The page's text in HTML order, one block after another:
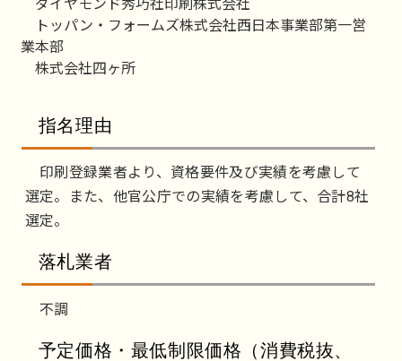
ダイヤモンド秀巧社印刷株式会社
トッパン・フォームズ株式会社西日本事業部第一営
業本部
株式会社四ヶ所
指名理由
印刷登録業者より、資格要件及び実績を考慮して
選定。また、他官公庁での実績を考慮して、合計8社
選定。
落札業者
不調
予定価格・最低制限価格（消費税抜、